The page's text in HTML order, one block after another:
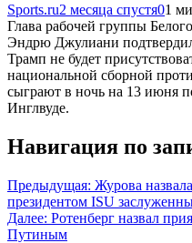
Sports.ru2 месяца спустя01
Глава рабочей группы
Эндрю Джулиани
Трамп не будет
национальной сборной
сыграют в ночь на 13 июня
Инглвуде.
Навигация по
Предыдущая: Журова
президентом ISU
Далее: Ротенберг назвал
Путиным